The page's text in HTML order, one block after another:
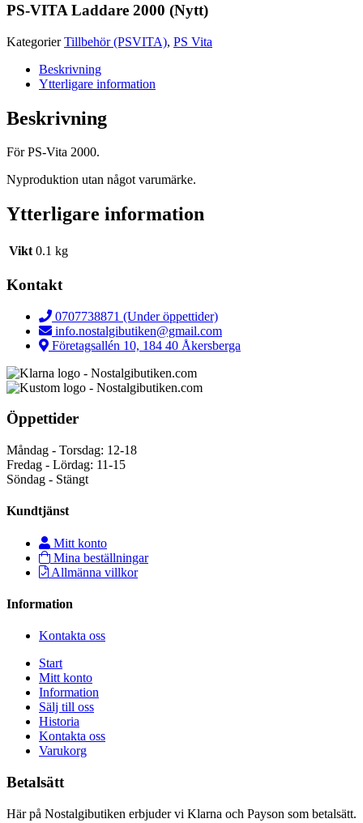
PS-VITA Laddare 2000 (Nytt)
Kategorier Tillbehör (PSVITA), PS Vita
Beskrivning
Ytterligare information
Beskrivning
För PS-Vita 2000.
Nyproduktion utan något varumärke.
Ytterligare information
Vikt 0.1 kg
Kontakt
0707738871 (Under öppettider)
info.nostalgibutiken@gmail.com
Företagsallén 10, 184 40 Åkersberga
Öppettider
Måndag - Torsdag: 12-18
Fredag - Lördag: 11-15
Söndag - Stängt
Kundtjänst
Mitt konto
Mina beställningar
Allmänna villkor
Information
Kontakta oss
Start
Mitt konto
Information
Sälj till oss
Historia
Kontakta oss
Varukorg
Betalsätt
Här på Nostalgibutiken erbjuder vi Klarna och Payson som betalsätt.